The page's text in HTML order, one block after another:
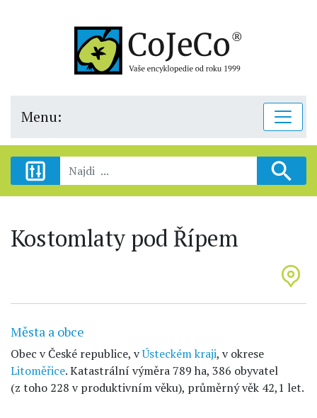
Menu:
Kostomlaty pod Řípem
Města a obce
Obec v České republice, vÚsteckém kraji, v okrese
Litoměřice. Katastrální výměra 789 ha, 386 obyvatel
(z toho 228 v produktivním věku), průměrný věk 42,1 let.